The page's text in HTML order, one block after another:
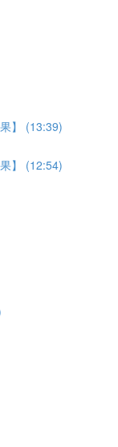
】 (13:39)
】 (12:54)